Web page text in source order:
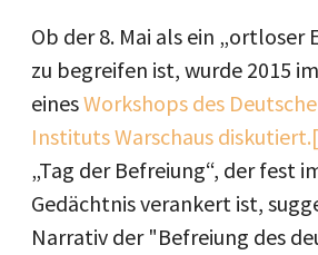
Ob der 8. Mai als ein „ortloser
zu begreifen ist, wurde 2015
einesWorkshops des
Instituts Warschaus diskutiert.
„Tag der Befreiung“, der fest
Gedächtnis verankert ist,
Narrativ der "Befreiung des